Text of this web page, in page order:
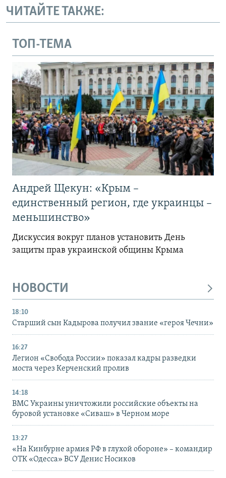
ЧИТАЙТЕ ТАКЖЕ:
ТОП-ТЕМА
Андрей Щекун: «Крым –
единственный регион, где украинцы –
меньшинство»
Дискуссия вокруг планов установить День
защиты прав украинской общины Крыма
НОВОСТИ
18:10
Старший сын Кадырова получил звание «героя Чечни»
16:27
Легион «Свобода России» показал кадры разведки
моста через Керченский пролив
14:18
ВМС Украины уничтожили российские объекты на
буровой установке «Сиваш» в Черном море
13:27
«На Кинбурне армия РФ в глухой обороне» – командир
ОТК «Одесса» ВСУ Денис Носиков